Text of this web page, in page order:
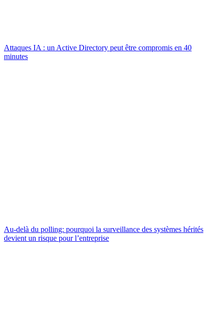
Attaques IA : un Active Directory peut être compromis en 40
minutes
Au-delà du polling: pourquoi la surveillance des systèmes hérités
devient un risque pour l’entreprise